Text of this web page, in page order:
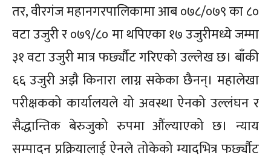
Menu
Menu
तर, वीरगंज महानगरपालिकामा आब ०७८/०७९ का ८०
वटा उजुरी र ०७९/८० मा थपिएका १७ उजुरीमध्ये जम्मा
३१ वटा उजुरी मात्र फर्छ्यौट गरिएको उल्लेख छ। बाँकी
६६ उजुरी अझै किनारा लाग्न सकेका छैनन्। महालेखा
परीक्षकको कार्यालयले यो अवस्था ऐनको उल्लंघन र
सैद्धान्तिक बेरुजुको रुपमा औंल्याएको छ। ​न्याय
सम्पादन प्रक्रियालाई ऐनले तोकेको म्यादभित्र फर्छ्यौट